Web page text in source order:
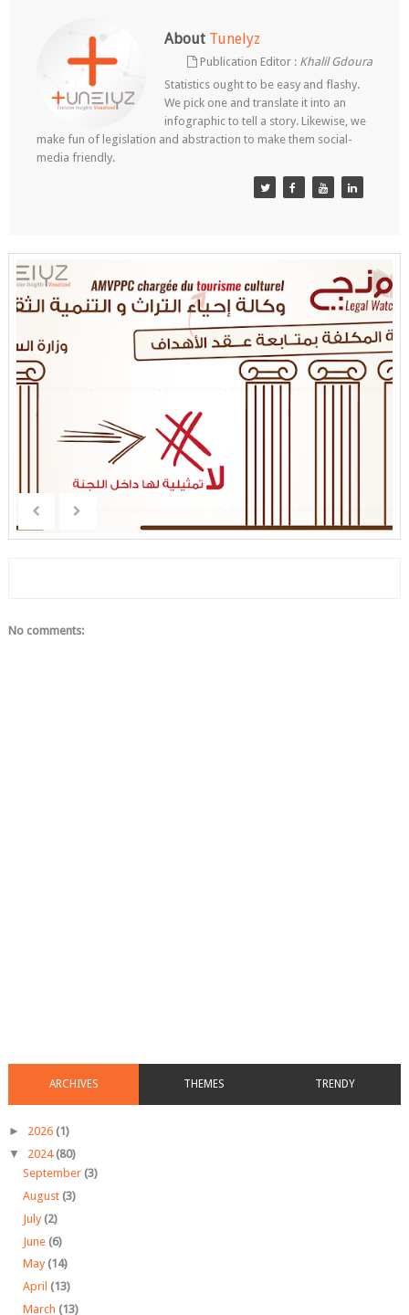
About Tunelyz
Publication Editor : Khalil Gdoura
Statistics ought to be easy and flashy.
We pick one and translate it into an
infographic to tell a story. Likewise, we
make fun of legislation and abstraction to make them social-
media friendly.
No comments:
ARCHIVES THEMES TRENDY
► 2026 (1)
▼ 2024 (80)
September (3)
August (3)
July (2)
June (6)
May (14)
April (13)
March (13)